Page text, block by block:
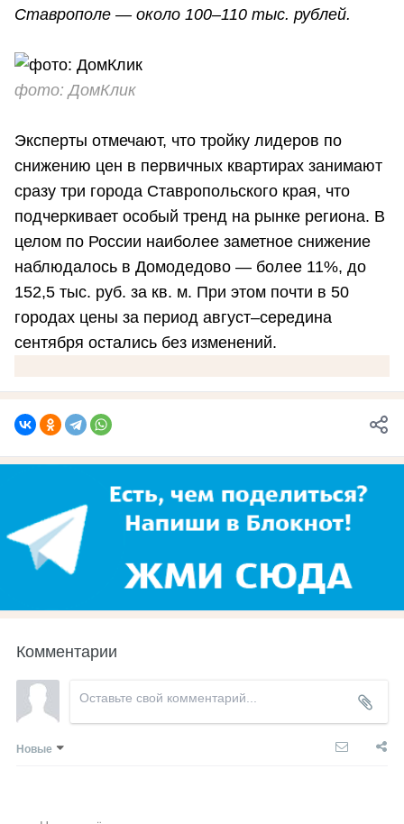
Ставрополе — около 100–110 тыс. рублей.
фото: ДомКлик
Эксперты отмечают, что тройку лидеров по
снижению цен в первичных квартирах занимают
сразу три города Ставропольского края, что
подчеркивает особый тренд на рынке региона. В
целом по России наиболее заметное снижение
наблюдалось в Домодедово — более 11%, до
152,5 тыс. руб. за кв. м. При этом почти в 50
городах цены за период август–середина
сентября остались без изменений.
Комментарии
Новые